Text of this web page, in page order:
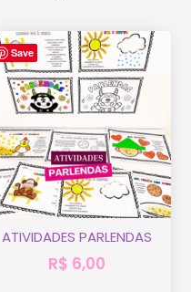
Save
ATIVIDADES PARLENDAS
R$ 6,00